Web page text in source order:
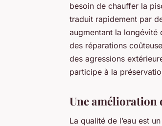
besoin de chauffer la
traduit rapidement par
augmentant la longévité
des réparations
des agressions
participe à la
Une amélioration
La qualité de l’eau est